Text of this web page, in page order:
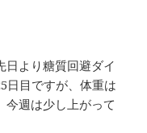
日より糖質回避ダイ
日目ですが、体重は
今週は少し上がって